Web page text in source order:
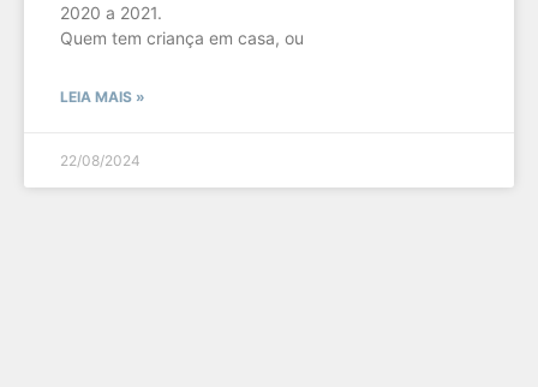
2020 a 2021.
Quem tem criança em casa, ou
LEIA MAIS »
22/08/2024